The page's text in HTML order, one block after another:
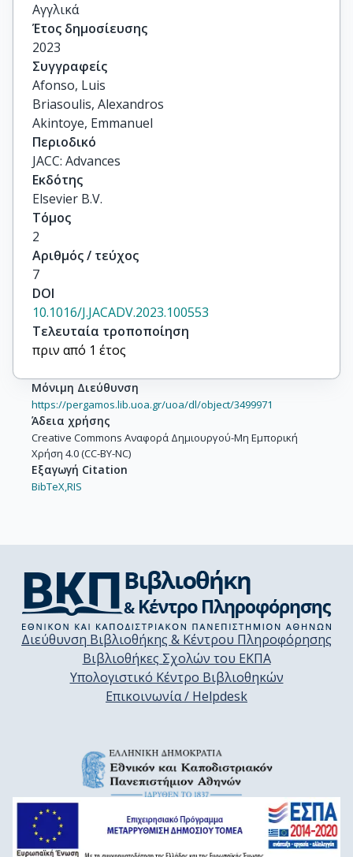
Αγγλικά
Έτος δημοσίευσης
2023
Συγγραφείς
Afonso, Luis
Briasoulis, Alexandros
Akintoye, Emmanuel
Περιοδικό
JACC: Advances
Εκδότης
Elsevier B.V.
Τόμος
2
Αριθμός / τεύχος
7
DOI
10.1016/J.JACADV.2023.100553
Τελευταία τροποποίηση
πριν από 1 έτος
Μόνιμη Διεύθυνση
https://pergamos.lib.uoa.gr/uoa/dl/object/3499971
Άδεια χρήσης
Creative Commons Αναφορά Δημιουργού-Μη Εμπορική
Χρήση 4.0 (CC-BY-NC)
Εξαγωγή Citation
BibTeX,RIS
Διεύθυνση Βιβλιοθήκης & Κέντρου Πληροφόρησης
Βιβλιοθήκες Σχολών του ΕΚΠΑ
Υπολογιστικό Κέντρο Βιβλιοθηκών
Επικοινωνία / Helpdesk